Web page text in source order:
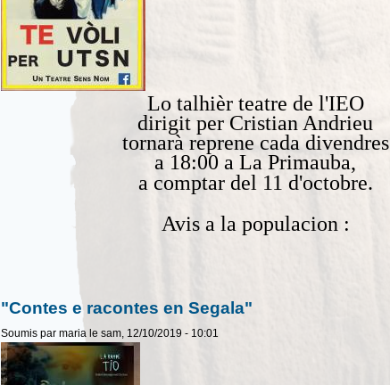
Lo talhièr teatre de l'IEO
dirigit per Cristian Andrieu
tornarà reprene cada divendres
a 18:00 a La Primauba,
a comptar del 11 d'octobre.
Avis a la populacion :
"Contes e racontes en Segala"
Soumis par maria le sam, 12/10/2019 - 10:01